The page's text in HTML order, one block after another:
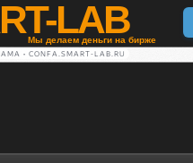
LAB
Мы делаем деньги на бирже
• CONFA.SMART-LAB.RU